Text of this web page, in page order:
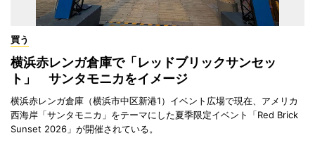
買う
横浜赤レンガ倉庫で「レッドブリックサンセッ
ト」 サンタモニカをイメージ
横浜赤レンガ倉庫（横浜市中区新港1）イベント広場で現在、アメリカ
西海岸「サンタモニカ」をテーマにした夏季限定イベント「Red Brick
Sunset 2026」が開催されている。